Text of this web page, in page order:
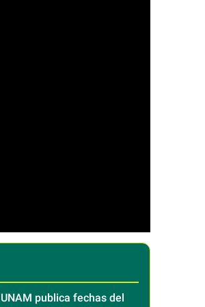
UNAM publica fechas del